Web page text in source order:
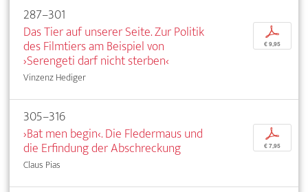
287–301
Das Tier auf unserer Seite. Zur Politik
des Filmtiers am Beispiel von
›Serengeti darf nicht sterben‹
Vinzenz Hediger
p
€ 9,95
305–316
›Bat men begin‹. Die Fledermaus und
die Erfindung der Abschreckung
Claus Pias
p
€ 7,95